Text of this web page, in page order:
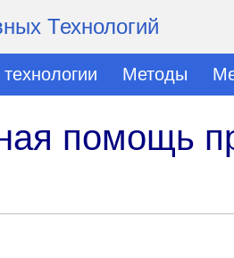
Технологий
Методы
помощь